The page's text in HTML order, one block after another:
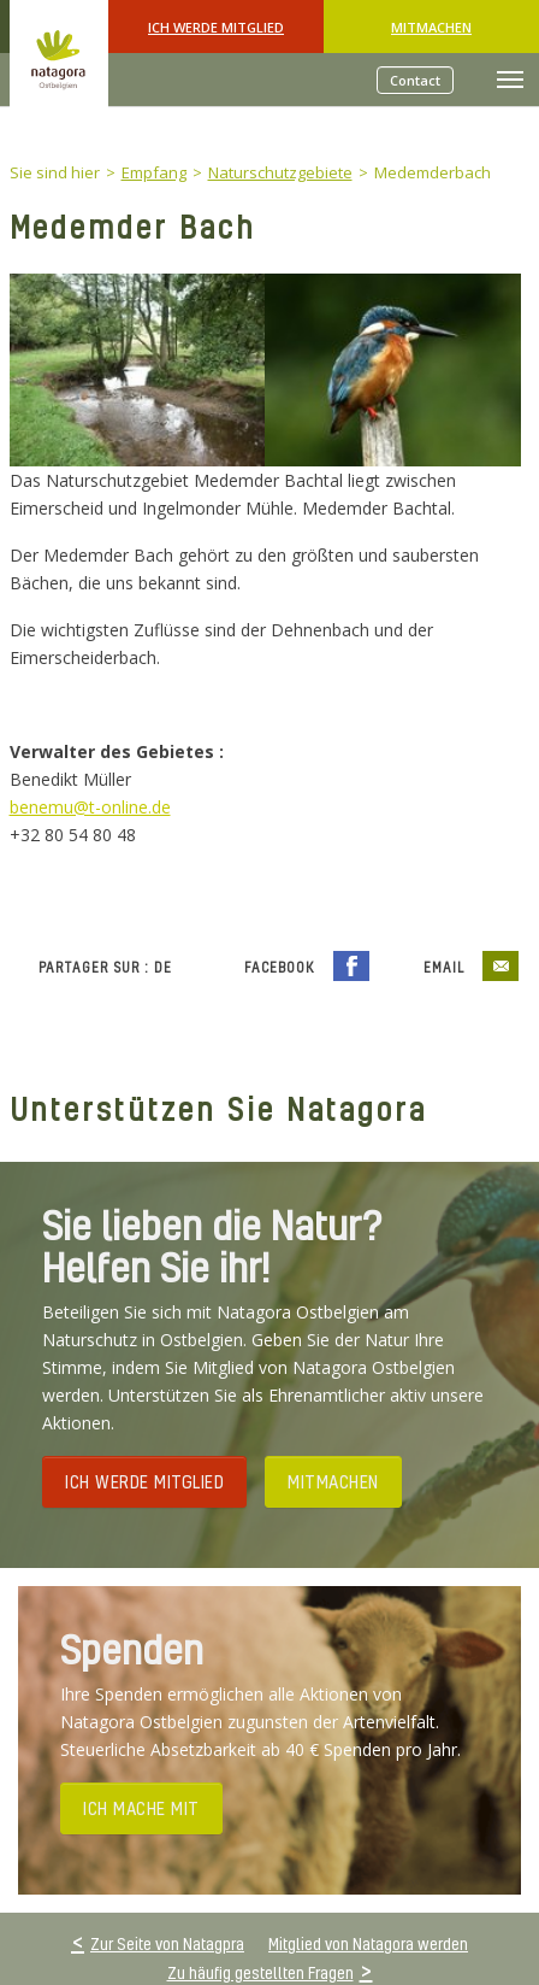
ICH WERDE MITGLIED MITMACHEN
Contact
You are here:
Sie sind hier Empfang Naturschutzgebiete Medemderbach
Medemder Bach
Das Naturschutzgebiet Medemder Bachtal liegt zwischen
Eimerscheid und Ingelmonder Mühle. Medemder Bachtal.
Der Medemder Bach gehört zu den größten und saubersten
Bächen, die uns bekannt sind.
Die wichtigsten Zuflüsse sind der Dehnenbach und der
Eimerscheiderbach.
Verwalter des Gebietes :
Benedikt Müller
benemu@t-online.de
+32 80 54 80 48
PARTAGER SUR : DE FACEBOOK EMAIL
Unterstützen Sie Natagora
Sie lieben die Natur?
Helfen Sie ihr!
Beteiligen Sie sich mit Natagora Ostbelgien am
Naturschutz in Ostbelgien. Geben Sie der Natur Ihre
Stimme, indem Sie Mitglied von Natagora Ostbelgien
werden. Unterstützen Sie als Ehrenamtlicher aktiv unsere
Aktionen.
ICH WERDE MITGLIED MITMACHEN
Spenden
Ihre Spenden ermöglichen alle Aktionen von
Natagora Ostbelgien zugunsten der Artenvielfalt.
Steuerliche Absetzbarkeit ab 40 € Spenden pro Jahr.
ICH MACHE MIT
Zur Seite von Natagpra
Mitglied von Natagora werden
Zu häufig gestellten Fragen